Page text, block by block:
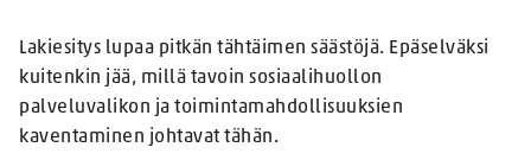
Lakiesitys lupaa pitkän tähtäimen säästöjä. Epäselväksi
kuitenkin jää, millä tavoin sosiaalihuollon
palveluvalikon ja toimintamahdollisuuksien
kaventaminen johtavat tähän.